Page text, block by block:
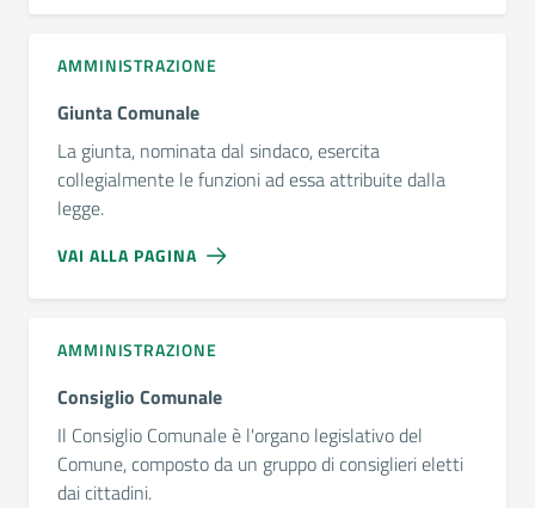
AMMINISTRAZIONE
Giunta Comunale
La giunta, nominata dal sindaco, esercita
collegialmente le funzioni ad essa attribuite dalla
legge.
VAI ALLA PAGINA
AMMINISTRAZIONE
Consiglio Comunale
Il Consiglio Comunale è l'organo legislativo del
Comune, composto da un gruppo di consiglieri eletti
dai cittadini.